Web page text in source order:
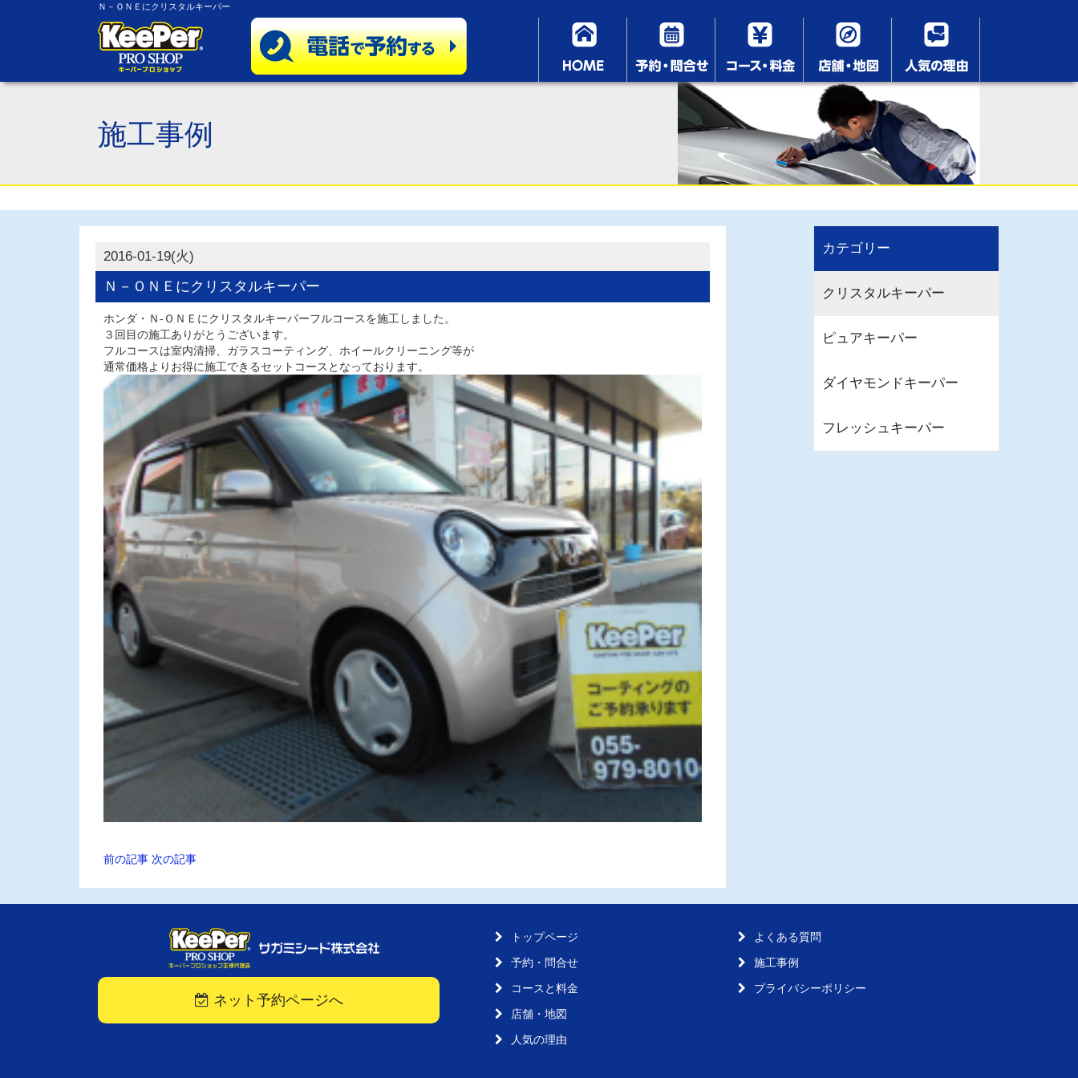
Ｎ－ＯＮＥにクリスタルキーパー
施工事例
2016-01-19(火)
Ｎ－ＯＮＥにクリスタルキーパー
ホンダ・Ｎ-ＯＮＥにクリスタルキーパーフルコースを施工しました。
３回目の施工ありがとうございます。
フルコースは室内清掃、ガラスコーティング、ホイールクリーニング等が
通常価格よりお得に施工できるセットコースとなっております。
前の記事 次の記事
カテゴリー
クリスタルキーパー
ピュアキーパー
ダイヤモンドキーパー
フレッシュキーパー
ネット予約ページへ
トップページ
予約・問合せ
コースと料金
店舗・地図
人気の理由
よくある質問
施工事例
プライバシーポリシー